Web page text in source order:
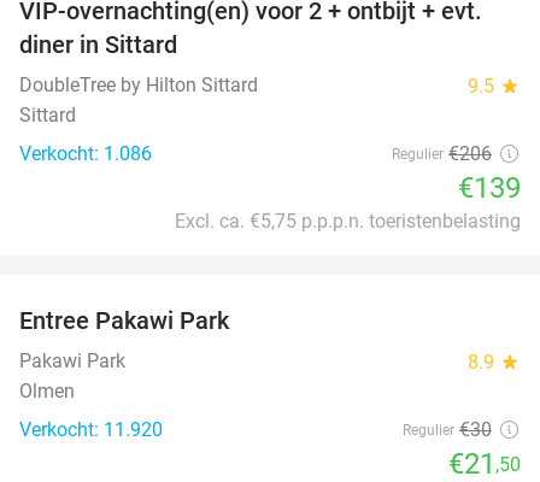
33%
VIP-overnachting(en) voor 2 + ontbijt + evt.
diner in Sittard
DoubleTree by Hilton Sittard 9.5 star
Sittard
Verkocht: 1.086
Regulier €206
€139
Excl. ca. €5,75 p.p.p.n. toeristenbelasting
Entree Pakawi Park
Pakawi Park 8.9 star
Olmen
Verkocht: 11.920
Regulier €30
€21 ,50